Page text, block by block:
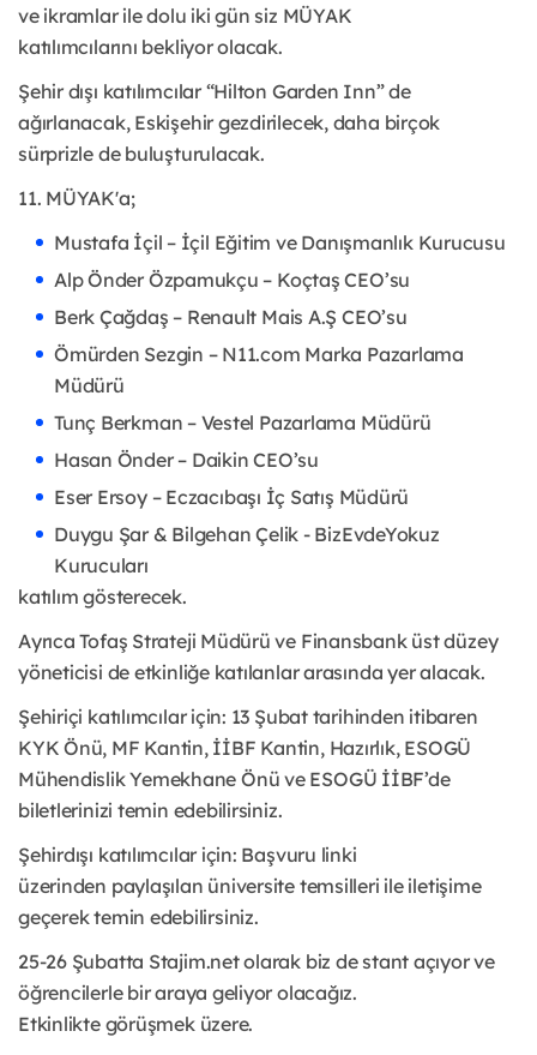
ve ikramlar ile dolu iki gün siz MÜYAK
katılımcılarını bekliyor olacak.
Şehir dışı katılımcılar “Hilton Garden Inn” de
ağırlanacak, Eskişehir gezdirilecek, daha birçok
sürprizle de buluşturulacak.
11. MÜYAK'a;
Mustafa İçil – İçil Eğitim ve Danışmanlık Kurucusu
Alp Önder Özpamukçu – Koçtaş CEO’su
Berk Çağdaş – Renault Mais A.Ş CEO’su
Ömürden Sezgin – N11.com Marka Pazarlama
Müdürü
Tunç Berkman – Vestel Pazarlama Müdürü
Hasan Önder – Daikin CEO’su
Eser Ersoy – Eczacıbaşı İç Satış Müdürü
Duygu Şar & Bilgehan Çelik - BizEvdeYokuz
Kurucuları
katılım gösterecek.
Ayrıca Tofaş Strateji Müdürü ve Finansbank üst düzey
yöneticisi de etkinliğe katılanlar arasında yer alacak.
Şehiriçi katılımcılar için: 13 Şubat tarihinden itibaren
KYK Önü, MF Kantin, İİBF Kantin, Hazırlık, ESOGÜ
Mühendislik Yemekhane Önü ve ESOGÜ İİBF’de
biletlerinizi temin edebilirsiniz.
Şehirdışı katılımcılar için: Başvuru linki
üzerinden paylaşılan üniversite temsilleri ile iletişime
geçerek temin edebilirsiniz.
25-26 Şubatta Stajim.net olarak biz de stant açıyor ve
öğrencilerle bir araya geliyor olacağız.
Etkinlikte görüşmek üzere.